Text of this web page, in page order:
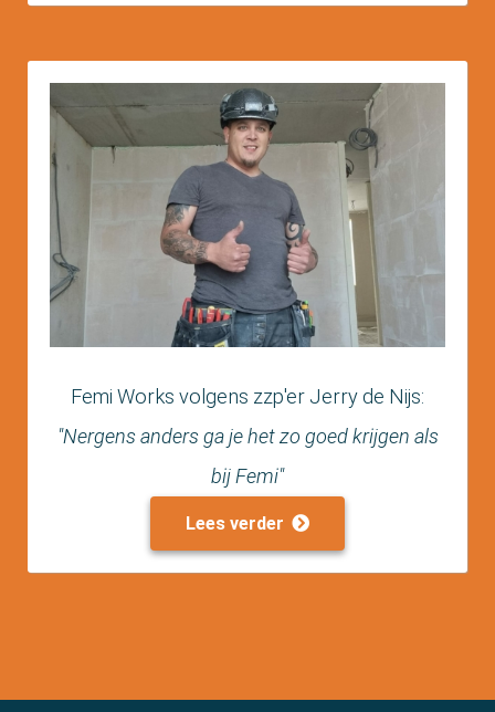
Femi Works volgens zzp'er Jerry de Nijs:
"Nergens anders ga je het zo goed krijgen als
bij Femi"
Lees verder